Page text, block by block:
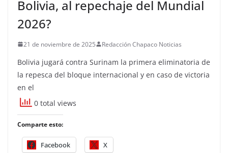
Bolivia, al repechaje del Mundial
2026?
21 de noviembre de 2025 Redacción Chapaco Noticias
Bolivia jugará contra Surinam la primera eliminatoria de
la repesca del bloque internacional y en caso de victoria
en el
0 total views
Comparte esto:
Facebook X